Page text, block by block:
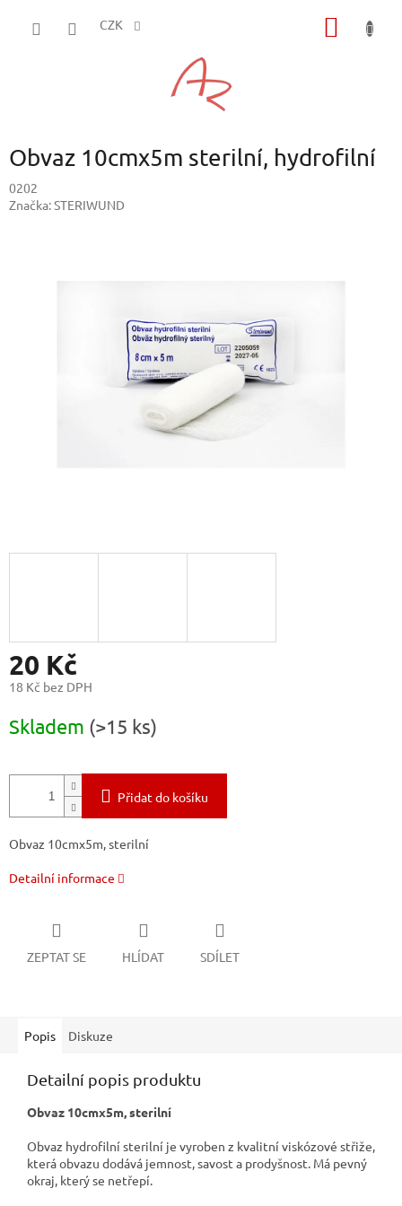
CZK
Obvaz 10cmx5m sterilní, hydrofilní
0202
Značka:STERIWUND
20 Kč
18 Kč bez DPH
cena:
Skladem (>15 ks)
Přidat do košíku
Obvaz 10cmx5m, sterilní
Detailní informace
ZEPTAT SE HLÍDAT SDÍLET
Popis Diskuze
Detailní popis produktu
Obvaz 10cmx5m, sterilní
Obvaz hydrofilní sterilní je vyroben z kvalitní viskózové střiže,
která obvazu dodává jemnost, savost a prodyšnost. Má pevný
okraj, který se netřepí.